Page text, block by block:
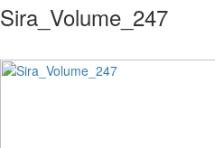
Sira_Volume_247